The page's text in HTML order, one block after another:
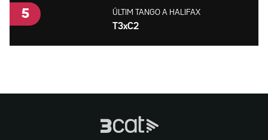
ÚLTIM TANGO A HALIFAX
T3xC2